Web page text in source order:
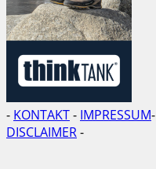
- KONTAKT- IMPRESSUM-
DISCLAIMER-